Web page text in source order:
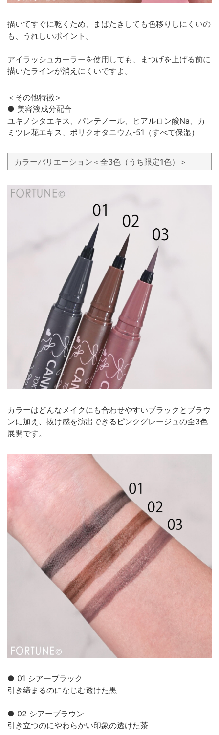
描いてすぐに乾くため、まばたきしても色移りしにくいの
も、うれしいポイント。
アイラッシュカーラーを使用しても、まつげを上げる前に
描いたラインが消えにくいですよ。
＜その他特徴＞
● 美容液成分配合
ユキノシタエキス、パンテノール、ヒアルロン酸Na、カ
ミツレ花エキス、ポリクオタニウム-51（すべて保湿）
カラーバリエーション＜全3色（うち限定1色）＞
カラーはどんなメイクにも合わせやすいブラックとブラウ
ンに加え、抜け感を演出できるピンクグレージュの全3色
展開です。
● 01 シアーブラック
引き締まるのになじむ透けた黒
● 02 シアーブラウン
引き立つのにやわらかい印象の透けた茶